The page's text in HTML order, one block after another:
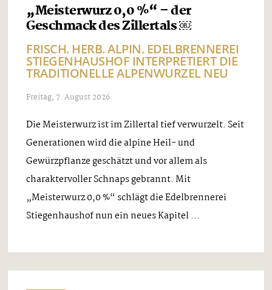
„Meisterwurz 0,0 %“ – der
Geschmack des Zillertals ￼
FRISCH. HERB. ALPIN. EDELBRENNEREI
STIEGENHAUSHOF INTERPRETIERT DIE
TRADITIONELLE ALPENWURZEL NEU
Freitag, 7. August 2026
Die Meisterwurz ist im Zillertal tief verwurzelt. Seit
Generationen wird die alpine Heil- und
Gewürzpflanze geschätzt und vor allem als
charaktervoller Schnaps gebrannt. Mit
„Meisterwurz 0,0 %“ schlägt die Edelbrennerei
Stiegenhaushof nun ein neues Kapitel ...